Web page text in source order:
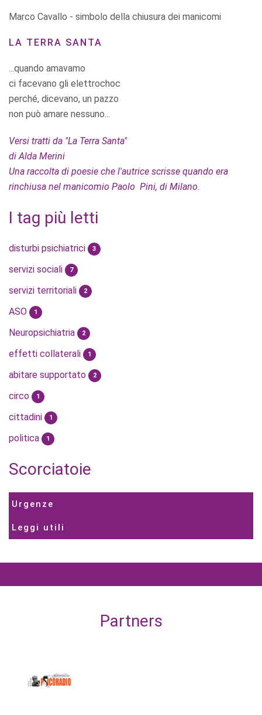
Marco Cavallo - simbolo della chiusura dei manicomi
LA TERRA SANTA
...quando amavamo
ci facevano gli elettrochoc
perché, dicevano, un pazzo
non può amare nessuno...
Versi tratti da "La Terra Santa"
di Alda Merini
Una raccolta di poesie che l'autrice scrisse quando era
rinchiusa nel manicomio Paolo Pini, di Milano.
I tag più letti
disturbi psichiatrici 3
servizi sociali 7
servizi territoriali 2
ASO 1
Neuropsichiatria 2
effetti collaterali 1
abitare supportato 2
circo 1
cittadini 1
politica 1
Scorciatoie
Urgenze
Leggi utili
Partners